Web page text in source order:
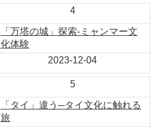
4
「万塔の城」探索-ミャンマー文
化体験
2023-12-04
5
「タイ」違う─タイ文化に触れる
旅